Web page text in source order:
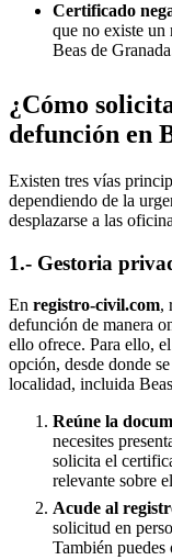
Certificado
que no existe
Beas de Granada
¿Cómo
defunción en
Existen tres vías
dependiendo de la
desplazarse a las
1.- Gestoria
En registro-civil.com,
defunción de manera
ello ofrece. Para ello,
opción, desde donde
localidad, incluida
Reúne la
necesites
solicita el
relevante sobre
Acude al
solicitud en
También